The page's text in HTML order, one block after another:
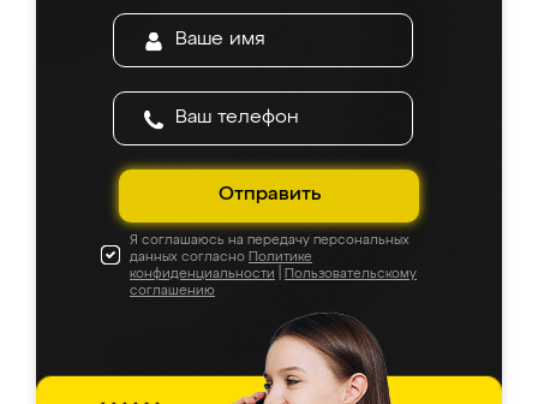
Отправить
Я соглашаюсь на передачу персональных
данных согласно Политике
конфиденциальности
Пользовательскому
соглашению